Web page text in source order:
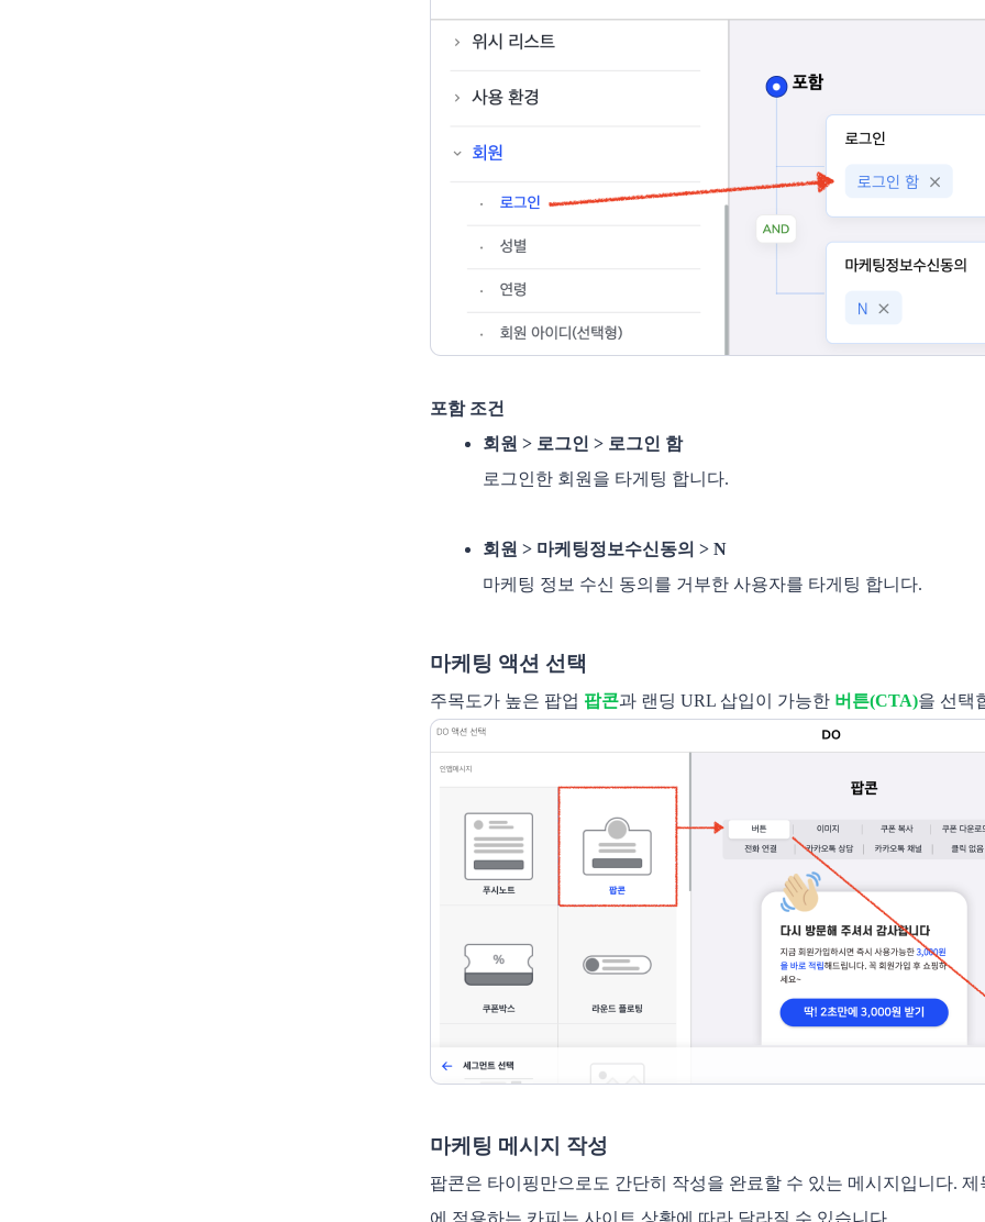
포함 조건
회원 > 로그인 > 로그인 함
로그인한 회원을 타게팅 합니다.
회원 > 마케팅정보수신동의 > N
마케팅 정보 수신 동의를 거부한 사용자를 타게팅 합니다.
마케팅 액션 선택
주목도가 높은 팝업 팝콘과 랜딩 URL 삽입이 가능한 버튼(CTA)을 선택
마케팅 메시지 작성
팝콘은 타이핑만으로도 간단히 작성을 완료할 수 있는 메시지입니다.